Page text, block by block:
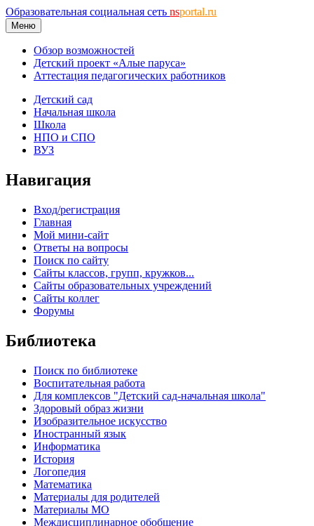
Образовательная социальная сеть nsportal.ru
Меню
Обзор возможностей
Детский проект «Алые паруса»
Аттестация педагогических работников
Детский сад
Начальная школа
Школа
НПО и СПО
ВУЗ
Навигация
Вход/регистрация
Главная
Мой мини-сайт
Ответы на вопросы
Поиск по сайту
Сайты классов, групп, кружков...
Сайты образовательных учреждений
Сайты коллег
Форумы
Библиотека
Поиск по библиотеке
Воспитательная работа
Для комплексов "Детский сад-начальная школа"
Здоровый образ жизни
Изобразительное искусство
Иностранный язык
Информатика
История
Логопедия
Математика
Материалы для родителей
Материалы МО
Междисциплинарное обобщение